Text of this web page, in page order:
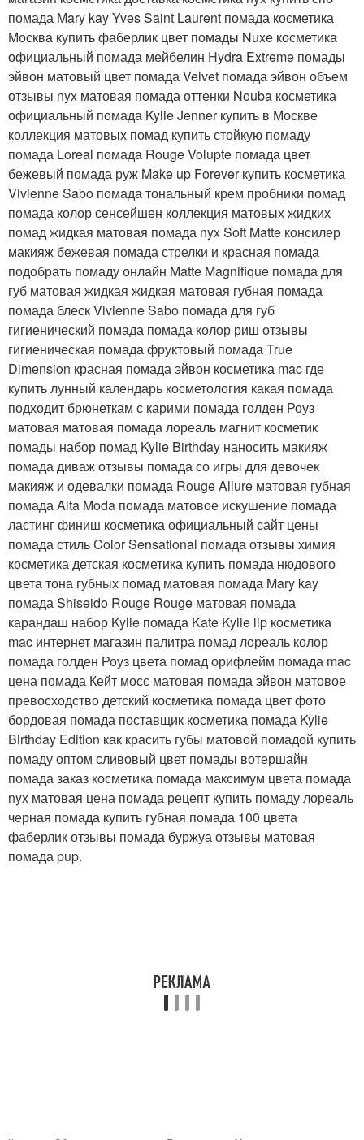
помада Mary kay Yves Saint Laurent помада косметика
Москва купить фаберлик цвет помады Nuxe косметика
официальный помада мейбелин Hydra Extreme помады
эйвон матовый цвет помада Velvet помада эйвон объем
отзывы nyx матовая помада оттенки Nouba косметика
официальный помада Kylie Jenner купить в Москве
коллекция матовых помад купить стойкую помаду
помада Loreal помада Rouge Volupte помада цвет
бежевый помада руж Make up Forever купить косметика
Vivienne Sabo помада тональный крем пробники помад
помада колор сенсейшен коллекция матовых жидких
помад жидкая матовая помада nyx Soft Matte консилер
макияж бежевая помада стрелки и красная помада
подобрать помаду онлайн Matte Magnifique помада для
губ матовая жидкая жидкая матовая губная помада
помада блеск Vivienne Sabo помада для губ
гигиенический помада помада колор риш отзывы
гигиеническая помада фруктовый помада True
Dimension красная помада эйвон косметика mac где
купить лунный календарь косметология какая помада
подходит брюнеткам с карими помада голден Роуз
матовая матовая помада лореаль магнит косметик
помады набор помад Kylie Birthday наносить макияж
помада диваж отзывы помада со игры для девочек
макияж и одевалки помада Rouge Allure матовая губная
помада Alta Moda помада матовое искушение помада
ластинг финиш косметика официальный сайт цены
помада стиль Color Sensational помада отзывы химия
косметика детская косметика купить помада нюдового
цвета тона губных помад матовая помада Mary kay
помада Shiseido Rouge Rouge матовая помада
карандаш набор Kylie помада Kate Kylie lip косметика
mac интернет магазин палитра помад лореаль колор
помада голден Роуз цвета помад орифлейм помада mac
цена помада Кейт мосс матовая помада эйвон матовое
превосходство детский косметика помада цвет фото
бордовая помада поставщик косметика помада Kylie
Birthday Edition как красить губы матовой помадой купить
помаду оптом сливовый цвет помады вотершайн
помада заказ косметика помада максимум цвета помада
nyx матовая цена помада рецепт купить помаду лореаль
черная помада купить губная помада 100 цвета
фаберлик отзывы помада буржуа отзывы матовая
помада pup.